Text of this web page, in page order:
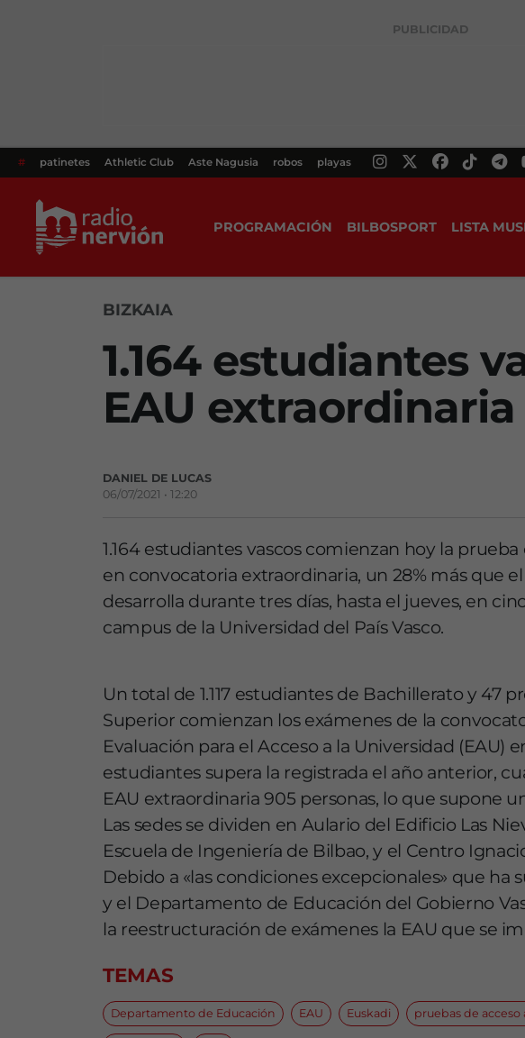
PUBLICIDAD
# patinetes Athletic Club Aste Nagusia robos playas
PROGRAMACIÓN BILBOSPORT LISTA
BIZKAIA
1.164 estudiantes
EAU extraordinaria
DANIEL DE LUCAS
06/07/2021 • 12:20
1.164 estudiantes vascos comienzan hoy la
en convocatoria extraordinaria, un 28% más que
desarrolla durante tres días, hasta el jueves, en
campus de la Universidad del País Vasco.
Un total de 1.117 estudiantes de Bachillerato y 47
Superior comienzan los exámenes de la
Evaluación para el Acceso a la Universidad (EAU)
estudiantes supera la registrada el año anterior,
EAU extraordinaria 905 personas, lo que supone
Las sedes se dividen en Aulario del Edificio Las
Escuela de Ingeniería de Bilbao, y el Centro
Debido a «las condiciones excepcionales» que ha
y el Departamento de Educación del Gobierno
la reestructuración de exámenes la EAU que se
TEMAS
Departamento de Educación EAU Euskadi pruebas de acceso